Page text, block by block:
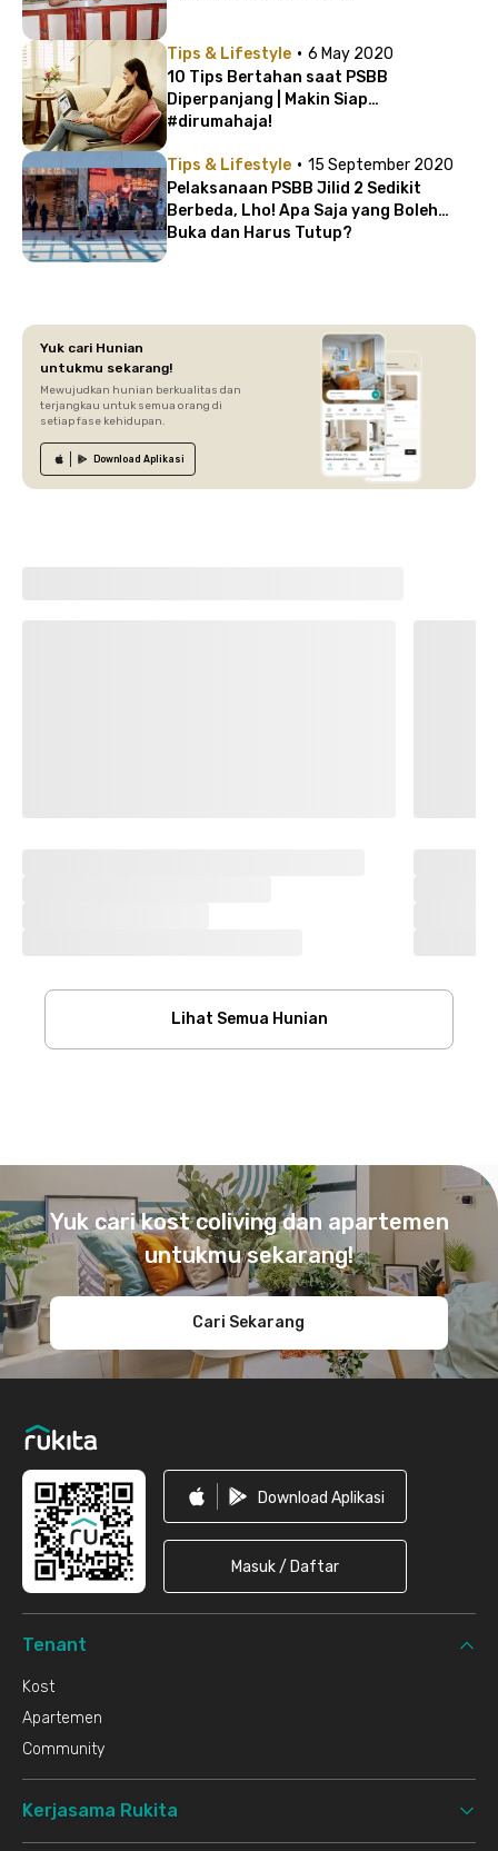
Tips & Lifestyle · 6 May 2020
10 Tips Bertahan saat PSBB
Diperpanjang | Makin Siap
#dirumahaja!
Tips & Lifestyle · 15 September 2020
Pelaksanaan PSBB Jilid 2 Sedikit
Berbeda, Lho! Apa Saja yang Boleh
Buka dan Harus Tutup?
Yuk cari Hunian
untukmu sekarang!
Mewujudkan hunian berkualitas dan
terjangkau untuk semua orang di
setiap fase kehidupan.
Download Aplikasi
Lihat Semua Hunian
Yuk cari kost coliving dan apartemen
untukmu sekarang!
Cari Sekarang
Download Aplikasi
Masuk / Daftar
Tenant
Kost
Apartemen
Community
Kerjasama Rukita